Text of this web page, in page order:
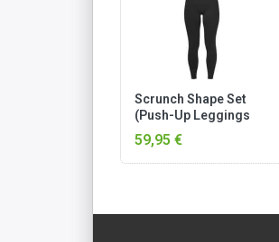
Scrunch Shape Set
(Push-Up Leggings
und Medium Support
Sport-BH) Schwarz
59,95 €